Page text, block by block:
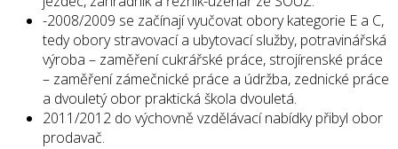
-2008/2009 se začínají vyučovat obory kategorie E a C,
tedy obory stravovací a ubytovací služby, potravinářská
výroba – zaměření cukrářské práce, strojírenské práce
– zaměření zámečnické práce a údržba, zednické práce
a dvouletý obor praktická škola dvouletá.
2011/2012 do výchovně vzdělávací nabídky přibyl obor
prodavač.